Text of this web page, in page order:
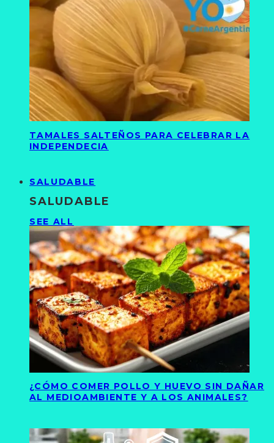
TAMALES SALTEÑOS PARA CELEBRAR LA
INDEPENDECIA
SALUDABLE
SALUDABLE
SEE ALL
¿CÓMO COMER POLLO Y HUEVO SIN DAÑAR
AL MEDIOAMBIENTE Y A LOS ANIMALES?